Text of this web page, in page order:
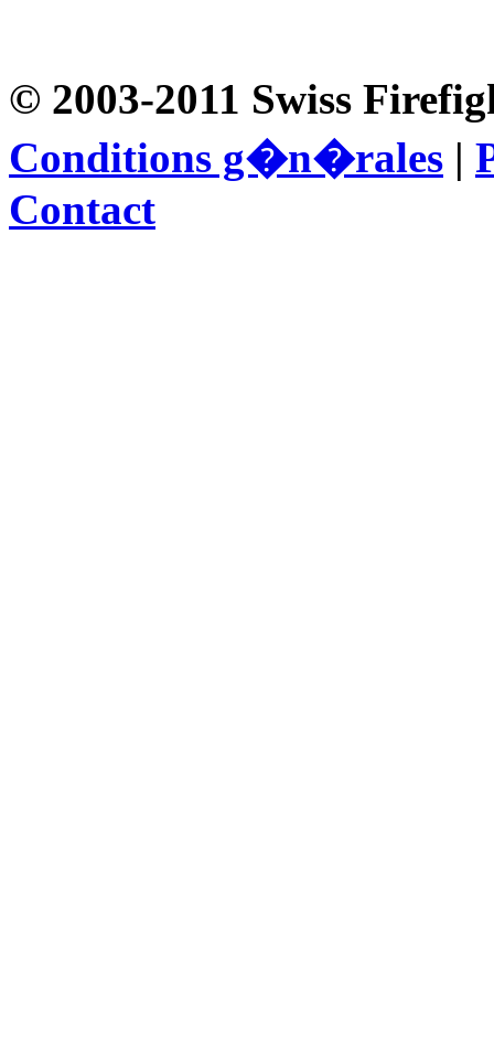
© 2003-2011 Swiss
Conditions g�n�rales |
Contact